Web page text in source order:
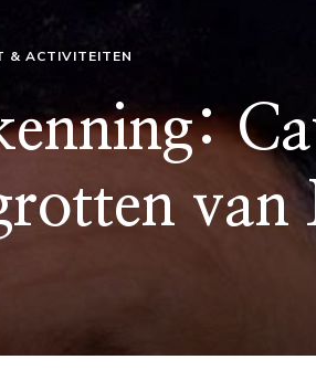
& ACTIVITEITEN